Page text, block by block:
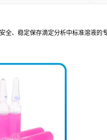
全、稳定保存滴定分析中标准溶液的